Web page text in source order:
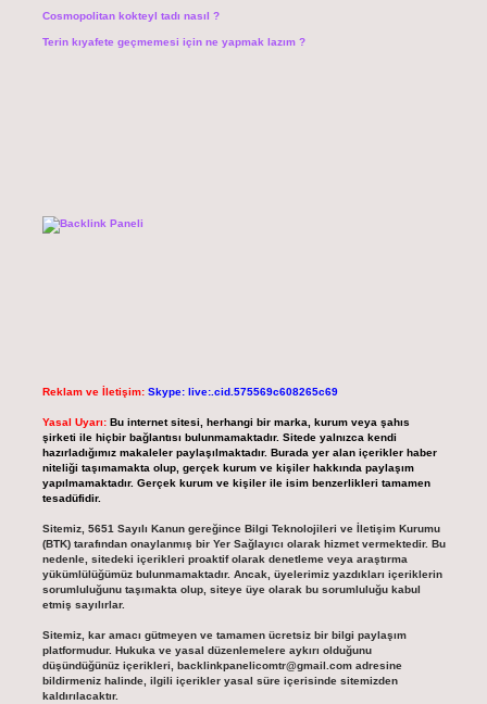
Cosmopolitan kokteyl tadı nasıl ?
Terin kıyafete geçmemesi için ne yapmak lazım ?
Reklam ve İletişim: Skype: live:.cid.575569c608265c69
Yasal Uyarı: Bu internet sitesi, herhangi bir marka, kurum veya şahıs
şirketi ile hiçbir bağlantısı bulunmamaktadır. Sitede yalnızca kendi
hazırladığımız makaleler paylaşılmaktadır. Burada yer alan içerikler haber
niteliği taşımamakta olup, gerçek kurum ve kişiler hakkında paylaşım
yapılmamaktadır. Gerçek kurum ve kişiler ile isim benzerlikleri tamamen
tesadüfidir.
Sitemiz, 5651 Sayılı Kanun gereğince Bilgi Teknolojileri ve İletişim Kurumu
(BTK) tarafından onaylanmış bir Yer Sağlayıcı olarak hizmet vermektedir. Bu
nedenle, sitedeki içerikleri proaktif olarak denetleme veya araştırma
yükümlülüğümüz bulunmamaktadır. Ancak, üyelerimiz yazdıkları içeriklerin
sorumluluğunu taşımakta olup, siteye üye olarak bu sorumluluğu kabul
etmiş sayılırlar.
Sitemiz, kar amacı gütmeyen ve tamamen ücretsiz bir bilgi paylaşım
platformudur. Hukuka ve yasal düzenlemelere aykırı olduğunu
düşündüğünüz içerikleri, backlinkpanelicomtr@gmail.comadresine
bildirmeniz halinde, ilgili içerikler yasal süre içerisinde sitemizden
kaldırılacaktır.